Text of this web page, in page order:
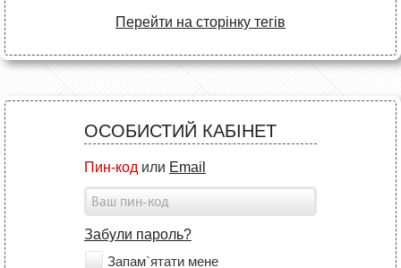
Перейти на сторінку тегів
ОСОБИСТИЙ КАБІНЕТ
Пин-код или Email
Забули пароль?
Запам`ятати мене